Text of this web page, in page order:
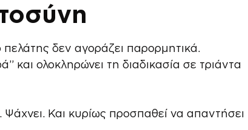
πελάτης δεν αγοράζει παρορμητικά.
και ολοκληρώνει τη διαδικασία σε τριάντα
Ψάχνει. Και κυρίως προσπαθεί να απαντήσει